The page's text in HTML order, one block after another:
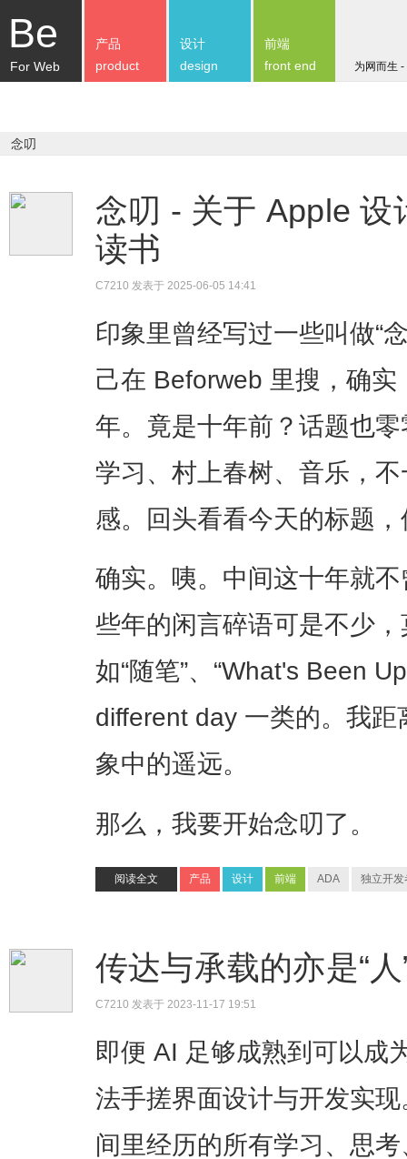
Be
For Web 为网而生
产品
product
设计
design
前端
front end
念叨
念叨 - 关于 Apple 设
读书
C7210 发表于 2025-06-05 14:41
印象里曾经写过一些叫做“
己在 Beforweb 里搜，确
年。竟是十年前？话题也
学习、村上春树、音乐，
感。回头看看今天的标题
确实。咦。中间这十年就
些年的闲言碎语可是不少
如“随笔”、“What's Been
different day 一类的。我
象中的遥远。
那么，我要开始念叨了。
阅读全文 产品 设计 前端 ADA 独立开发
传达与承载的亦是“
C7210 发表于 2023-11-17 19:51
即便 AI 足够成熟到可以成
法手搓界面设计与开发实
间里经历的所有学习、思